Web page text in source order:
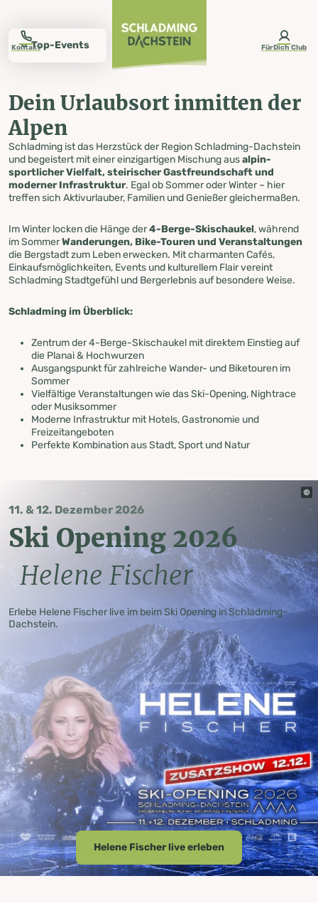
Kontakt FürDich Club
Schladming
entdecken
Top-Events
Dein Urlaubsort inmitten der
Alpen
Schladming ist das Herzstück der Region Schladming-Dachstein
und begeistert mit einer einzigartigen Mischung ausalpin-
sportlicher Vielfalt, steirischer Gastfreundschaft und
moderner Infrastruktur. Egal ob Sommer oder Winter – hier
treffen sich Aktivurlauber, Familien und Genießer gleichermaßen.
Im Winter locken die Hänge der4-Berge-Skischaukel, während
im SommerWanderungen, Bike-Touren und Veranstaltungen
die Bergstadt zum Leben erwecken. Mit charmanten Cafés,
Einkaufsmöglichkeiten, Events und kulturellem Flair vereint
Schladming Stadtgefühl und Bergerlebnis auf besondere Weise.
Schladming im Überblick:
Zentrum der 4-Berge-Skischaukel mit direktem Einstieg auf
die Planai & Hochwurzen
Ausgangspunkt für zahlreiche Wander- und Biketouren im
Sommer
Vielfältige Veranstaltungen wie das Ski-Opening, Nightrace
oder Musiksommer
Moderne Infrastruktur mit Hotels, Gastronomie und
Freizeitangeboten
Perfekte Kombination aus Stadt, Sport und Natur
11. & 12. Dezember 2026
Ski Opening 2026
Helene Fischer
Erlebe Helene Fischer live im beim Ski Opening in Schladming-
Dachstein.
Helene Fischer live erleben